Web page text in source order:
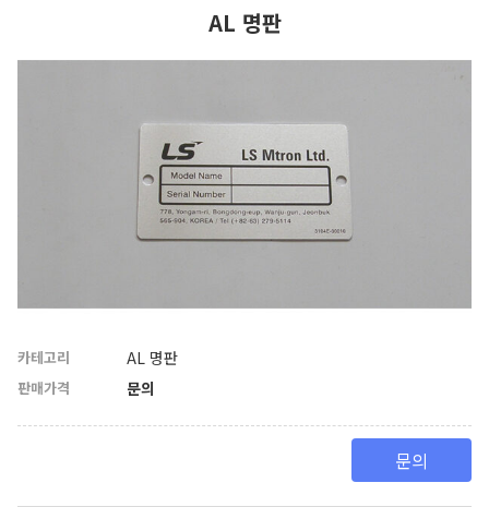
AL 명판
카테고리 AL 명판
판매가격
문의